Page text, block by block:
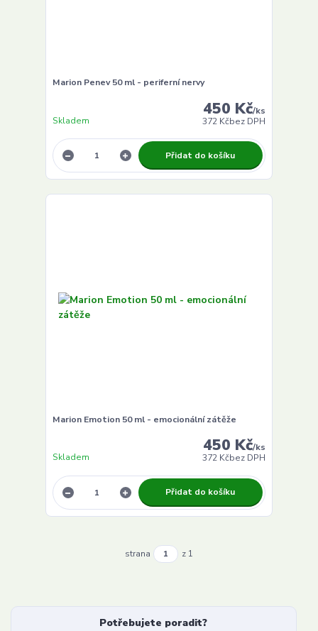
Marion Penev 50 ml - periferní nervy
450 Kč/ks
372 Kčbez DPH
Skladem
Přidat do košíku
Marion Emotion 50 ml - emocionální zátěže
450 Kč/ks
372 Kčbez DPH
Skladem
Přidat do košíku
strana z 1
Potřebujete poradit?